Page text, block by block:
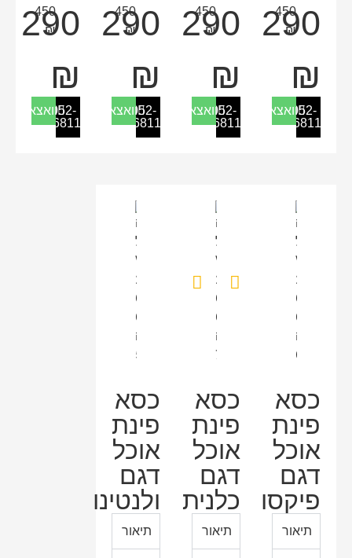
290
₪
450
₪
052-
2268119
וואצאפ
290
₪
450
₪
052-
2268119
וואצאפ
290
₪
450
₪
052-
2268119
וואצאפ
290
₪
450
₪
052-
2268119
וואצאפ
כסא
פינת
אוכל
דגם
פיקסו
תיאור
כסא
פינת
אוכל
דגם
כלנית
תיאור
כסא
פינת
אוכל
דגם
ולנטינו
תיאור